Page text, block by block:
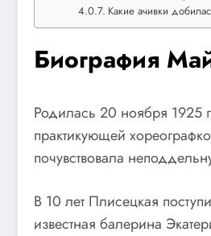
Какие ачивки
Биография
Родилась 20 ноября 1925
практикующей
почувствовала
В 10 лет Плисецкая
известная балерина